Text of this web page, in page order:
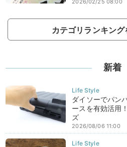
2026/02/25 08:00
カテゴリランキン
新着
ダイソーでパン
ースを有効活用
ズ
2026/08/06 11:00